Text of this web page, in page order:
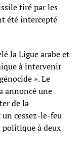
tiré par les
été intercepté
la Ligue arabe et
à intervenir
». Le
annoncé une
de la
cessez-le-feu
à deux